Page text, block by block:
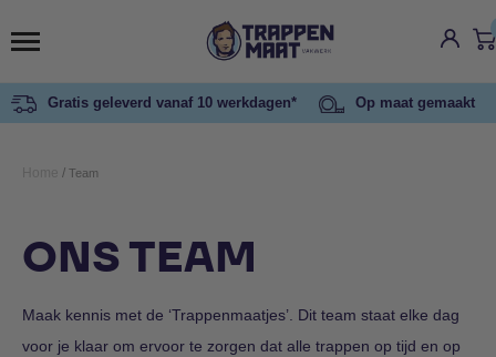
Gratis geleverd vanaf 10 werkdagen* Op maat gemaakt
/ Team
ONS TEAM
Maak kennis met de ‘Trappenmaatjes’. Dit team staat elke dag
voor je klaar om ervoor te zorgen dat alle trappen op tijd en op